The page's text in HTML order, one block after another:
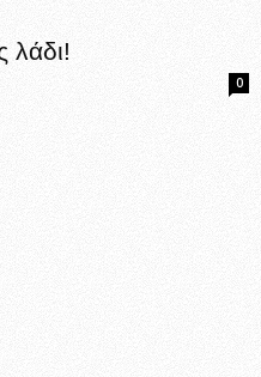
λάδι!
0